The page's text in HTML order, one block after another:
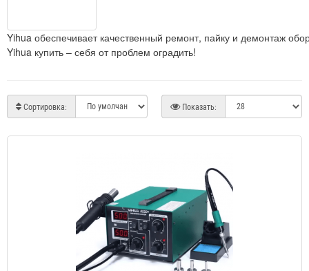
Yihua обеспечивает качественный ремонт, пайку и демонтаж
Yihua купить – себя от проблем оградить!
Сортировка: Показать: